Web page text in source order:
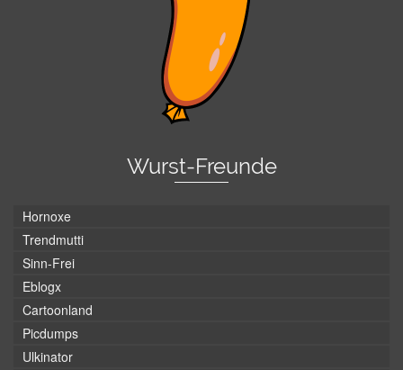
Wurst-Freunde
Hornoxe
Trendmutti
Sinn-Frei
Eblogx
Cartoonland
Picdumps
Ulkinator